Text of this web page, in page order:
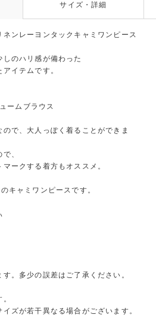
サイズ・詳細
ンレーヨンタックキャミワンピース
のハリ感が備わった
イテムです。
ームブラウス
で、大人っぽく着ることができま
、
ークする着方もオススメ。
キャミワンピースです。
。多少の誤差はご了承ください。
ズが若干異なる場合がございます。